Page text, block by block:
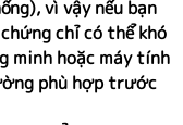
vì vậy nếu bạn
chỉ có thể khó
minh hoặc máy tính
phù hợp trước